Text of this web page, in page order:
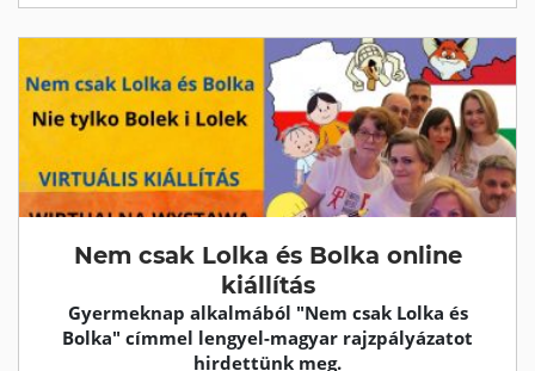
Nem csak Lolka és Bolka online
kiállítás
Gyermeknap alkalmából "Nem csak Lolka és
Bolka" címmel lengyel-magyar rajzpályázatot
hirdettünk meg.